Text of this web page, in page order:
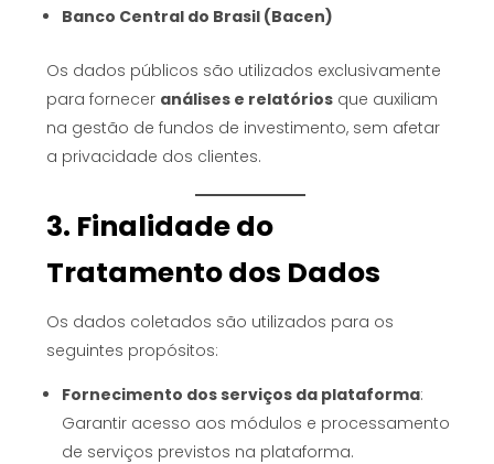
Banco Central do Brasil (Bacen)
Os dados públicos são utilizados exclusivamente
para fornecer análises e relatórios que auxiliam
na gestão de fundos de investimento, sem afetar
a privacidade dos clientes.
3. Finalidade do
Tratamento dos Dados
Os dados coletados são utilizados para os
seguintes propósitos:
Fornecimento dos serviços da plataforma:
Garantir acesso aos módulos e processamento
de serviços previstos na plataforma.